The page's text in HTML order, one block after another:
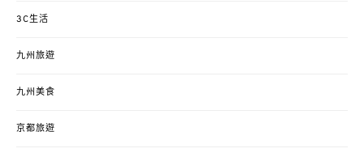
3C生活
九州旅遊
九州美食
京都旅遊